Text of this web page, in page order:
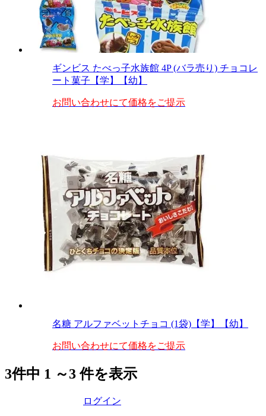
ギンビス たべっ子水族館 4P (バラ売り) チョコレ
ート菓子【学】【幼】
お問い合わせにて価格をご提示
名糖 アルファベットチョコ (1袋)【学】【幼】
お問い合わせにて価格をご提示
3件中 1 ～3件を表示
ログイン